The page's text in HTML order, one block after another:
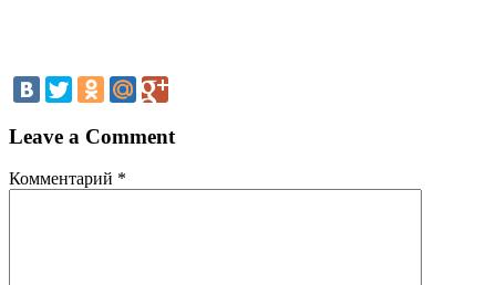
Leave a Comment
Комментарий *